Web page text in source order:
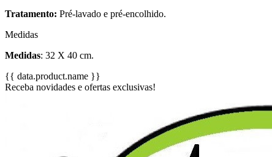
Tratamento: Pré-lavado e pré-encolhido.
Medidas
Medidas: 32 X 40 cm.
{{ data.product.name }}
Receba novidades e ofertas exclusivas!